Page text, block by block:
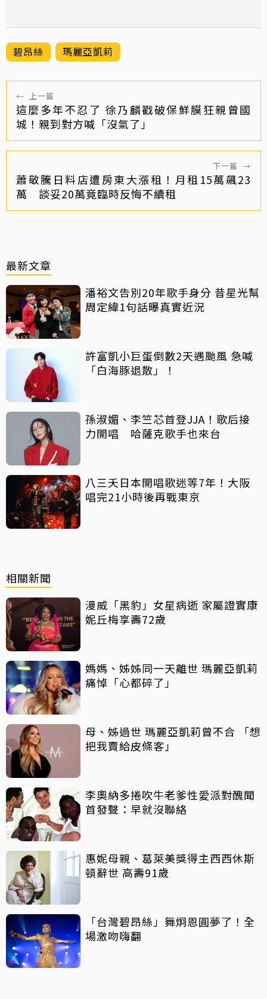
碧昂絲 瑪麗亞凱莉
← 上一篇
這麼多年不忍了 徐乃麟戳破保鮮膜狂親曾國
城！親到對方喊「沒氣了」
下一篇 →
蕭敬騰日料店遭房東大漲租！月租15萬飆23
萬 談妥20萬竟臨時反悔不續租
最新文章
潘裕文告別20年歌手身分 昔星光幫
周定緯1句話曝真實近況
許富凱小巨蛋倒數2天遇颱風 急喊
「白海豚退散」！
孫淑媚、李竺芯首登JJA！歌后接
力開唱 哈薩克歌手也來台
八三夭日本開唱歌迷等7年！大阪
唱完21小時後再戰東京
相關新聞
漫威「黑豹」女星病逝 家屬證實康
妮丘梅享壽72歲
媽媽、姊姊同一天離世 瑪麗亞凱莉
痛悼「心都碎了」
母、姊過世 瑪麗亞凱莉曾不合 「想
把我賣給皮條客」
李奧納多捲吹牛老爹性愛派對醜聞
首發聲：早就沒聯絡
惠妮母親、葛萊美獎得主西西休斯
頓辭世 高壽91歲
「台灣碧昂絲」舞炯恩圓夢了！全
場激吻嗨翻